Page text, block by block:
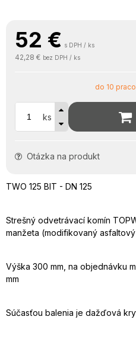
52 € s DPH / ks
42,28 € bez DPH / ks
do 10
ks
Otázka na produkt
TWO 125 BIT - DN 125
Strešný odvetrávací komín
manžeta (modifikovaný
Výška 300 mm, na objednávku
mm
Súčasťou balenia je dažďová